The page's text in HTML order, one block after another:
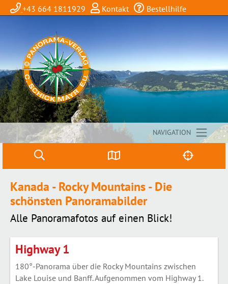
+43 664 1811929 Kontakt Bestellhilfe
NAVIGATION
Kanada - Rocky Mountains - Die
schönsten Panoramabilder
Alle Panoramafotos auf einen Blick!
Highway 1
180°-Panorama über die Rocky Mountains zwischen
Lake Louise und Banff. Aufgenommen vom Highway 1.